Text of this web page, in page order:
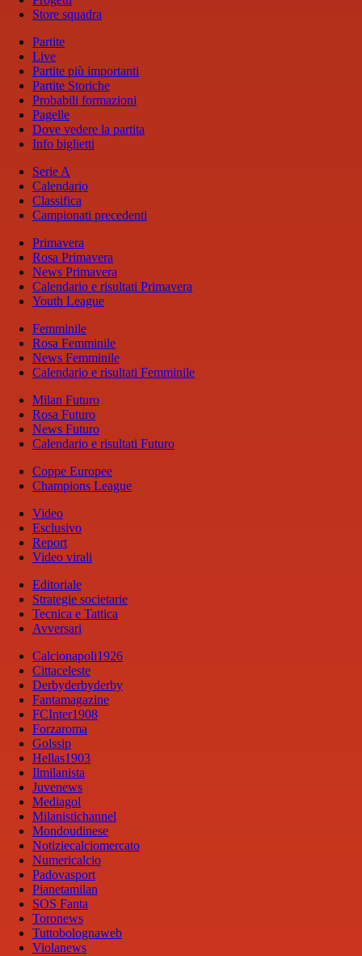
Store squadra
Partite
Live
Partite più importanti
Partite Storiche
Probabili formazioni
Pagelle
Dove vedere la partita
Info biglietti
Serie A
Calendario
Classifica
Campionati precedenti
Primavera
Rosa Primavera
News Primavera
Calendario e risultati Primavera
Youth League
Femminile
Rosa Femminile
News Femminile
Calendario e risultati Femminile
Milan Futuro
Rosa Futuro
News Futuro
Calendario e risultati Futuro
Coppe Europee
Champions League
Video
Esclusivo
Report
Video virali
Editoriale
Strategie societarie
Tecnica e Tattica
Avversari
Calcionapoli1926
Cittaceleste
Derbyderbyderby
Fantamagazine
FCInter1908
Forzaroma
Golssip
Hellas1903
Ilmilanista
Juvenews
Mediagol
Milanistichannel
Mondoudinese
Notiziecalciomercato
Numericalcio
Padovasport
Pianetamilan
SOS Fanta
Toronews
Tuttobolognaweb
Violanews